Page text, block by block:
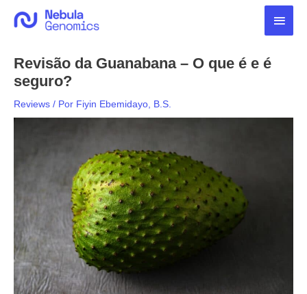
para
Revisão da Guanabana – O que é e é
seguro?
Reviews / Por Fiyin Ebemidayo, B.S.